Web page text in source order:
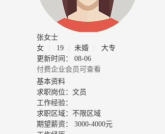
张女士
女
19 未婚
大专
更新时间： 08-06
付费企业会员可查看
基本资料
求职岗位： 文员
工作经验：
求职区域： 不限区域
期望薪资：
3000-4000元